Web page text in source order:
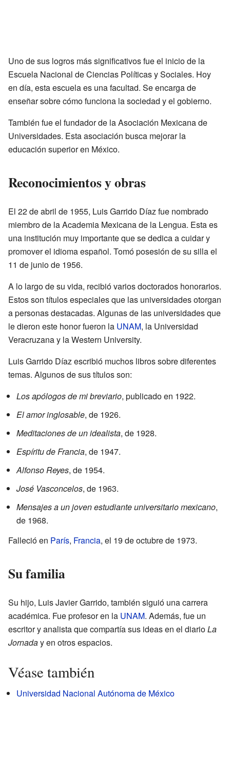
Uno de sus logros más significativos fue el inicio de la
Escuela Nacional de Ciencias Políticas y Sociales. Hoy
en día, esta escuela es una facultad. Se encarga de
enseñar sobre cómo funciona la sociedad y el gobierno.
También fue el fundador de la Asociación Mexicana de
Universidades. Esta asociación busca mejorar la
educación superior en México.
Reconocimientos y obras
El 22 de abril de 1955, Luis Garrido Díaz fue nombrado
miembro de la Academia Mexicana de la Lengua. Esta es
una institución muy importante que se dedica a cuidar y
promover el idioma español. Tomó posesión de su silla el
11 de junio de 1956.
A lo largo de su vida, recibió varios doctorados honorarios.
Estos son títulos especiales que las universidades otorgan
a personas destacadas. Algunas de las universidades que
le dieron este honor fueron la UNAM, la Universidad
Veracruzana y la Western University.
Luis Garrido Díaz escribió muchos libros sobre diferentes
temas. Algunos de sus títulos son:
Los apólogos de mi breviario, publicado en 1922.
El amor inglosable, de 1926.
Meditaciones de un idealista, de 1928.
Espíritu de Francia, de 1947.
Alfonso Reyes, de 1954.
José Vasconcelos, de 1963.
Mensajes a un joven estudiante universitario mexicano,
de 1968.
Falleció en París, Francia, el 19 de octubre de 1973.
Su familia
Su hijo, Luis Javier Garrido, también siguió una carrera
académica. Fue profesor en la UNAM. Además, fue un
escritor y analista que compartía sus ideas en el diarioLa
Jornaday en otros espacios.
Véase también
Universidad Nacional Autónoma de México